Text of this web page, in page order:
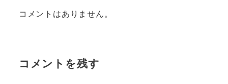
コメントはありません。
コメントを残す